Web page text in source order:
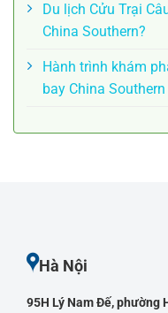
Du lịch Cửu Trại
China Southern?
Hành trình khám
bay China
Hà Nội
95H Lý Nam Đế, phường